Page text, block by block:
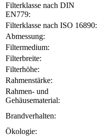
Filterklasse nach DIN
EN779:
Filterklasse nach ISO 16890:
Abmessung:
Filtermedium:
Filterbreite:
Filterhöhe:
Rahmenstärke:
Rahmen- und
Gehäusematerial:
Brandverhalten:
Ökologie: